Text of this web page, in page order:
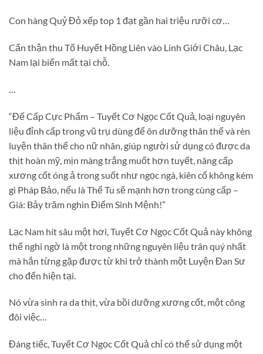
Con hàng Quỷ Đỏ xếp top 1 đạt gần hai triệu rưỡi cơ…
Cẩn thận thu Tố Huyết Hồng Liên vào Linh Giới Châu, Lạc
Nam lại biến mất tại chỗ.
…
“Đế Cấp Cực Phẩm – Tuyết Cơ Ngọc Cốt Quả, loại nguyên
liệu đỉnh cấp trong vũ trụ dùng để ôn dưỡng thân thể và rèn
luyện thân thể cho nữ nhân, giúp người sử dụng có được da
thịt hoàn mỹ, mịn màng trắng muốt hơn tuyết, nâng cấp
xương cốt óng ả trong suốt như ngọc ngà, kiên cố không kém
gì Pháp Bảo, nếu là Thể Tu sẽ mạnh hơn trong cùng cấp –
Giá: Bảy trăm nghìn Điểm Sinh Mệnh!”
Lạc Nam hít sâu một hơi, Tuyết Cơ Ngọc Cốt Quả này không
thể nghi ngờ là một trong những nguyên liệu trân quý nhất
mà hắn từng gặp được từ khi trở thành một Luyện Đan Sư
cho đến hiện tại.
Nó vừa sinh ra da thịt, vừa bồi dưỡng xương cốt, một công
đôi việc…
Đáng tiếc, Tuyết Cơ Ngọc Cốt Quả chỉ có thể sử dụng một